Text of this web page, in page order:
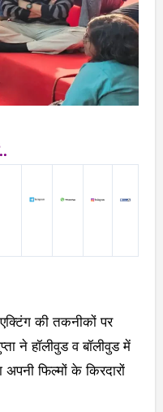
की तकनीकों पर
ने हॉलीवुड व बॉलीवुड में
फिल्मों के किरदारों